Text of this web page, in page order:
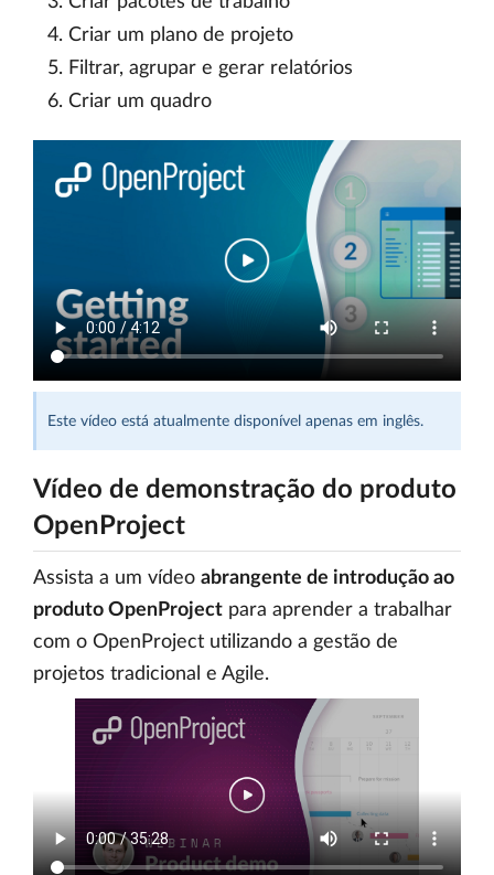
Criar um plano de projeto
Filtrar, agrupar e gerar relatórios
Criar um quadro
Este vídeo está atualmente disponível apenas em inglês.
Vídeo de demonstração do produto
OpenProject
Assista a um vídeo abrangente de introdução ao
produto OpenProject para aprender a trabalhar
com o OpenProject utilizando a gestão de
projetos tradicional e Agile.